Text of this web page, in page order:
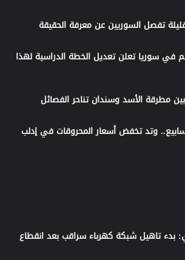
تفصل السوريين عن معرفة الحقيقة
في سوريا تعلن تعديل الخطة الدراسية لهذا
مطرقة الأسد وسندان تناحر الفصائل
أسابيع.. وتد تخفض أسعار المحروقات في إدلب
بدء تاهيل شبكة كهرباء سراقب بعد انقطاع